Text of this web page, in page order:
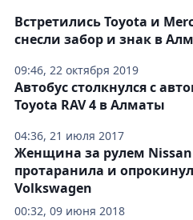
09:46, 22 октября 2019
Встретились Toyota и
снесли забор и знак в
04:36, 21 июля 2017
Автобус столкнулся с
Toyota RAV 4 в Алматы
00:32, 09 июня 2018
Женщина за рулем Nissan
протаранила и
Volkswagen